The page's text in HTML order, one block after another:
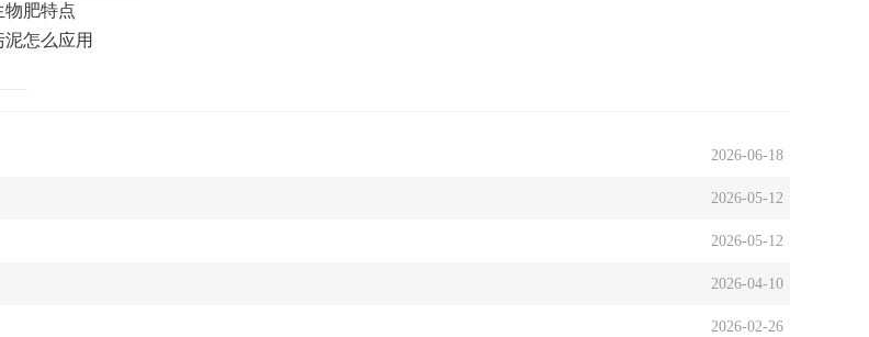
物肥特点
怎么应用
2026-06-18
2026-05-12
2026-05-12
2026-04-10
2026-02-26